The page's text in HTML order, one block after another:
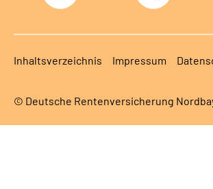
nordbayern6
Inhaltsverzeichnis Impressum
© Deutsche Rentenversicherung